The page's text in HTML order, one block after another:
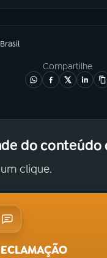
Compartilhe
do conteúdo
clique.